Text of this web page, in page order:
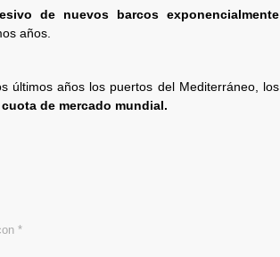
de nuevos barcos exponencialmente
años.
últimos años los puertos del Mediterráneo, los
de mercado mundial.
*